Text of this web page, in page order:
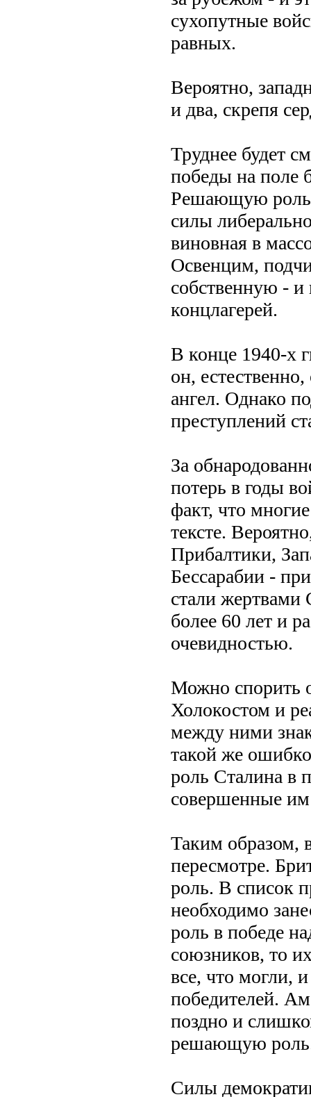
сухопутные
равных.
Вероятно,
и два, скрепя
Труднее будет
победы на поле
Решающую роль
силы
виновная в
Освенцим,
собственную -
концлагерей.
В конце 1940-х
он,
ангел. Однако
преступлений
За
потерь в годы
факт, что
тексте.
Прибалтики,
Бессарабии -
стали жертвами
более 60 лет и
очевидностью.
Можно спорить
Холокостом и
между ними
такой же
роль Сталина в
совершенные
Таким образом,
пересмотре.
роль. В список
необходимо
роль в победе
союзников, то
все, что могли,
победителей.
поздно и
решающую
Силы